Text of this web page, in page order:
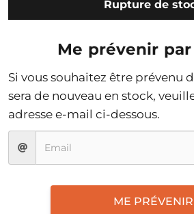
Rupture de
Me prévenir
Si vous souhaitez être prévenu
sera de nouveau en stock,
adresse e-mail ci-dessous.
ME PRÉVENIR